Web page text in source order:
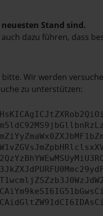
Stand sind.
dazu führen, dass
Wir werden
zu unterstützen: